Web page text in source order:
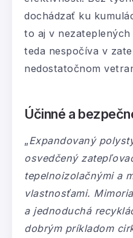
dochádzať ku
to aj v
teda nespočíva v
nedostatočnom
Účinné a
„Expandovaný
osvedčený
tepelnoizolačnými a
vlastnosťami.
a jednoduchá
dobrým príkladom